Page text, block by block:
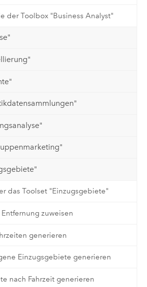
der Toolbox "Business Analyst"
das Toolset "Einzugsgebiete"
zuweisen
generieren
Einzugsgebiete generieren
nach Fahrzeit generieren